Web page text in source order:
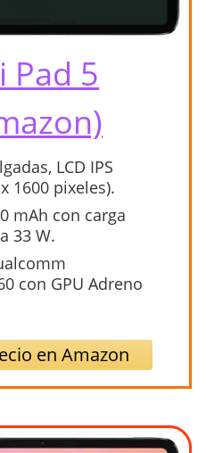
Pad 5
LCD IPS
1600 pixeles).
mAh con carga
33 W.
con GPU Adreno
en Amazon